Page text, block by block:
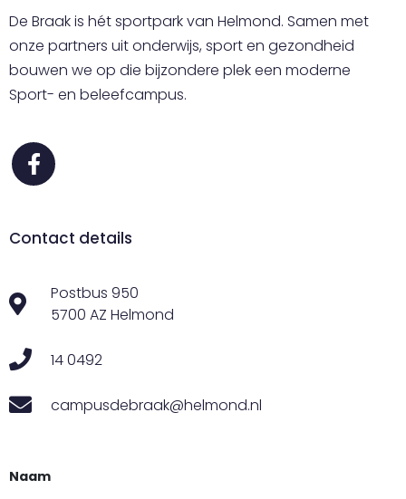
De Braak is hét sportpark van Helmond. Samen met
onze partners uit onderwijs, sport en gezondheid
bouwen we op die bijzondere plek een moderne
Sport- en beleefcampus.
Contact details
Postbus 950
5700 AZ Helmond
14 0492
campusdebraak@helmond.nl
Naam